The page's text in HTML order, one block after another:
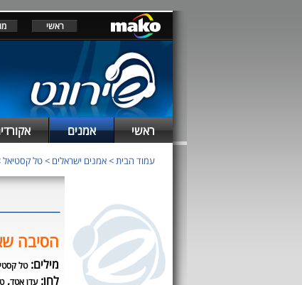
ראשי
ראשי אמנים
עמוד הבית>אמנים ישראלים >טל קסטיאל
הסיבה
מילים:טל
לחן:עדן אטד,